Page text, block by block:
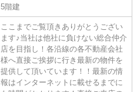
5階建
ここまでご覧頂きありがとうござい
ます♪当社は他社に負けない総合仲介
店を目指し！各沿線の各不動産会社
様へ直接ご挨拶に行き最新の物件を
提供して頂いています！！最新の情
報はインターネットに載せるまでに